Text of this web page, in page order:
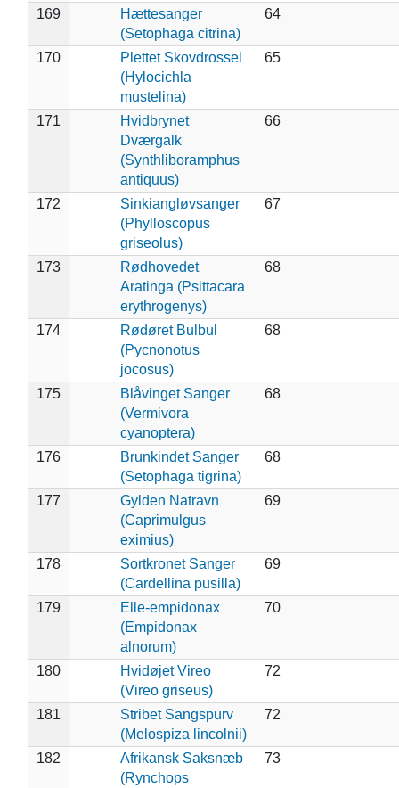
169
Hættesanger
(Setophaga citrina)
64
170
Plettet Skovdrossel
(Hylocichla
mustelina)
65
171
Hvidbrynet
Dværgalk
(Synthliboramphus
antiquus)
66
172
Sinkiangløvsanger
(Phylloscopus
griseolus)
67
173
Rødhovedet
Aratinga (Psittacara
erythrogenys)
68
174
Rødøret Bulbul
(Pycnonotus
jocosus)
68
175
Blåvinget Sanger
(Vermivora
cyanoptera)
68
176
Brunkindet Sanger
(Setophaga tigrina)
68
177
Gylden Natravn
(Caprimulgus
eximius)
69
178
Sortkronet Sanger
(Cardellina pusilla)
69
179
Elle-empidonax
(Empidonax
alnorum)
70
180
Hvidøjet Vireo
(Vireo griseus)
72
181
Stribet Sangspurv
(Melospiza lincolnii)
72
182
Afrikansk Saksnæb
(Rynchops
73